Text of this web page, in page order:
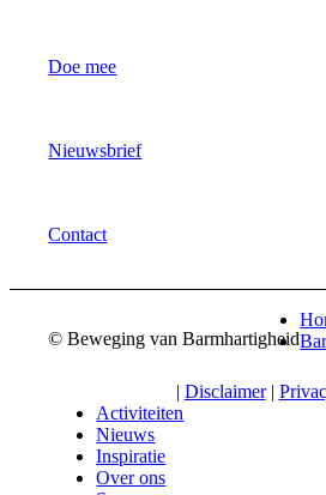
Doe mee
Nieuwsbrief
Contact
© Beweging van Barmhartigheid
| Disclaimer|
Activiteiten
Nieuws
Inspiratie
Over ons